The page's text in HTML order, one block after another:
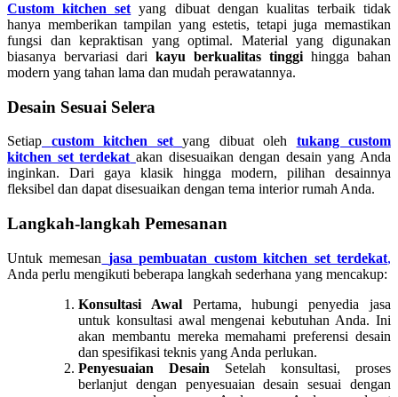
Custom kitchen set yang dibuat dengan kualitas terbaik tidak
hanya memberikan tampilan yang estetis, tetapi juga memastikan
fungsi dan kepraktisan yang optimal. Material yang digunakan
biasanya bervariasi dari kayu berkualitas tinggi hingga bahan
modern yang tahan lama dan mudah perawatannya.
Desain Sesuai Selera
Setiap custom kitchen set yang dibuat oleh tukang custom
kitchen set terdekat akan disesuaikan dengan desain yang Anda
inginkan. Dari gaya klasik hingga modern, pilihan desainnya
fleksibel dan dapat disesuaikan dengan tema interior rumah Anda.
Langkah-langkah Pemesanan
Untuk memesan jasa pembuatan custom kitchen set terdekat,
Anda perlu mengikuti beberapa langkah sederhana yang mencakup:
Konsultasi AwalPertama, hubungi penyedia jasa
untuk konsultasi awal mengenai kebutuhan Anda. Ini
akan membantu mereka memahami preferensi desain
dan spesifikasi teknis yang Anda perlukan.
Penyesuaian Desain Setelah konsultasi, proses
berlanjut dengan penyesuaian desain sesuai dengan